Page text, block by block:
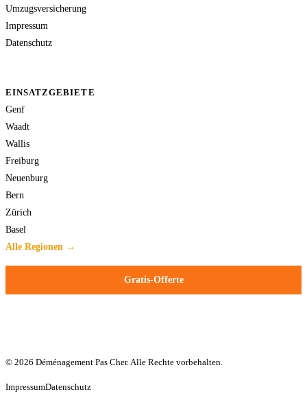
Umzugsversicherung
Impressum
Datenschutz
EINSATZGEBIETE
Genf
Waadt
Wallis
Freiburg
Neuenburg
Bern
Zürich
Basel
Alle Regionen →
Gratis-Offerte
© 2026 Déménagement Pas Cher. Alle Rechte vorbehalten.
ImpressumDatenschutz